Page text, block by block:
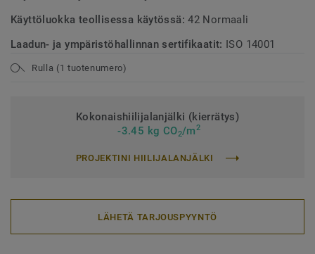
Käyttöluokka teollisessa käytössä:42 Normaali
Laadun- ja ympäristöhallinnan sertifikaatit: ISO 14001
Rulla (1 tuotenumero)
Kokonaishiilijalanjälki (kierrätys)
-3.45 kg CO2/m2
PROJEKTINI HIILIJALANJÄLKI
LÄHETÄ TARJOUSPYYNTÖ